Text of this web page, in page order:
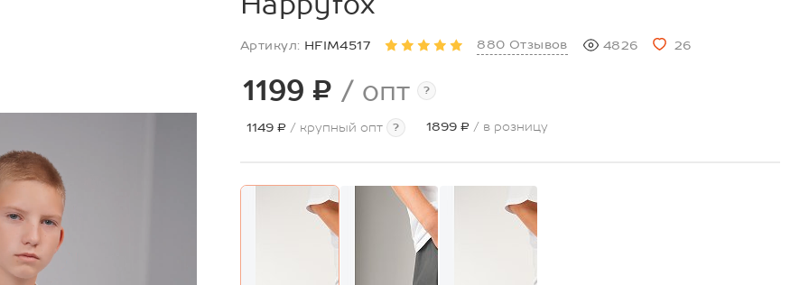
Артикул: HFIM4517 880 Отзывов 4826 26
1199 ₽ / опт ?
1149 ₽ / крупный опт ? 1899 ₽ / в розницу